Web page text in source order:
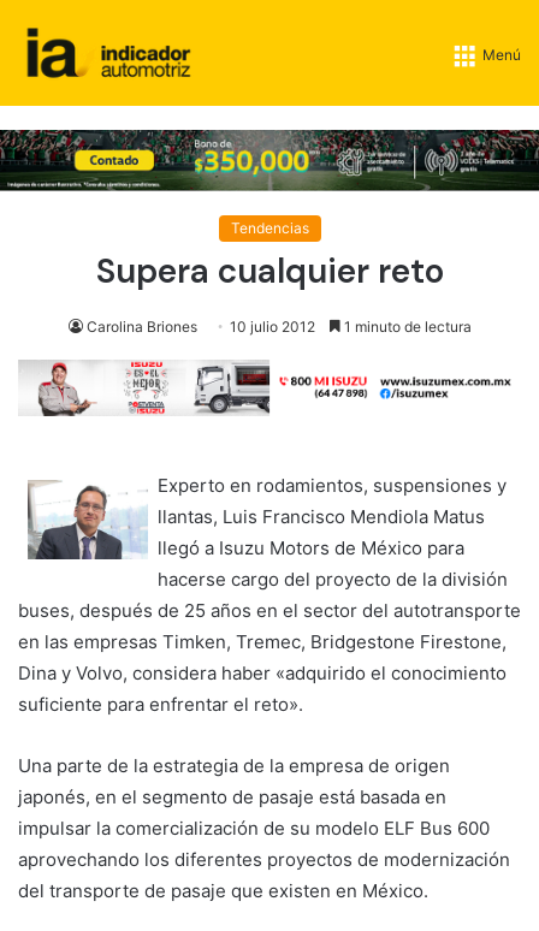
Menú
Tendencias
Supera cualquier reto
Carolina Briones 10 julio 2012 1 minuto de lectura
Experto en rodamientos, suspensiones y
llantas, Luis Francisco Mendiola Matus
llegó a Isuzu Motors de México para
hacerse cargo del proyecto de la división
buses, después de 25 años en el sector del autotransporte
en las empresas Timken, Tremec, Bridgestone Firestone,
Dina y Volvo, considera haber «adquirido el conocimiento
suficiente para enfrentar el reto».
Una parte de la estrategia de la empresa de origen
japonés, en el segmento de pasaje está basada en
impulsar la comercialización de su modelo ELF Bus 600
aprovechando los diferentes proyectos de modernización
del transporte de pasaje que existen en México.